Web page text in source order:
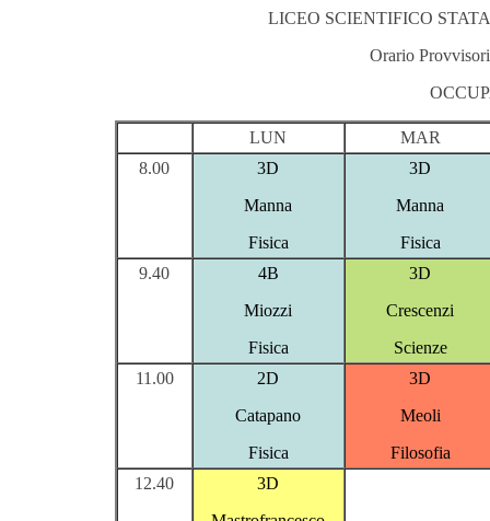
LICEO SCIENTIFICO
Orario
LUN
MAR
8.00
3D
Manna
Fisica
3D
Manna
Fisica
9.40
4B
Miozzi
Fisica
3D
Crescenzi
Scienze
11.00
2D
Catapano
Fisica
3D
Meoli
Filosofia
12.40
3D